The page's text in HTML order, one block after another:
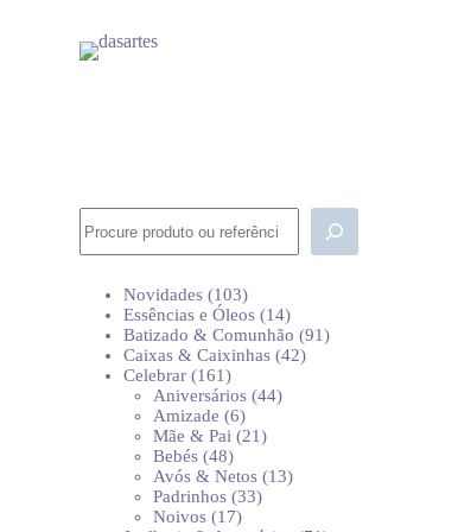
Novidades 103103
produtos
Essências e Óleos 1414
produtos
Batizado & Comunhão 9191
Caixas & Caixinhas 4242
Celebrar 161161
produtos
Aniversários 4444
Amizade 66
produtos
Mãe & Pai 2121
Bebés 4848
produtos
Avós & Netos 1313
Padrinhos 3333
Noivos 1717